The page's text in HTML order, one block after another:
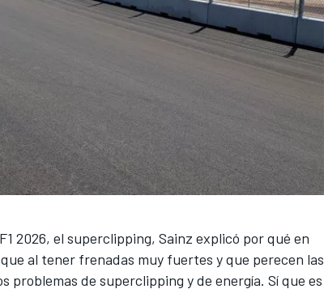
2026, el superclipping, Sainz explicó por qué en
al tener frenadas muy fuertes y que perecen las
problemas de superclipping y de energía. Sí que es